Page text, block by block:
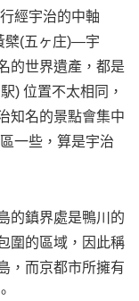
經宇治的中軸
(五ヶ庄)—宇
的世界遺產，都是
) 位置不太相同，
知名的景點會集中
一些，算是宇治
的鎮界處是鴨川的
圍的區域，因此稱
，而京都市所擁有